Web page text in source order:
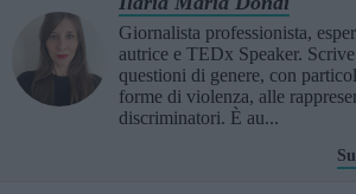
Giornalista professionista,
autrice e TEDx Speaker.
questioni di genere, con
forme di violenza, alle
discriminatori. È au...